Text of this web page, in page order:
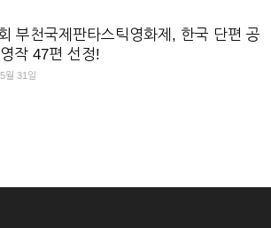
부천국제판타스틱영화제, 한국 단편 공
작 47편 선정!
월 31일